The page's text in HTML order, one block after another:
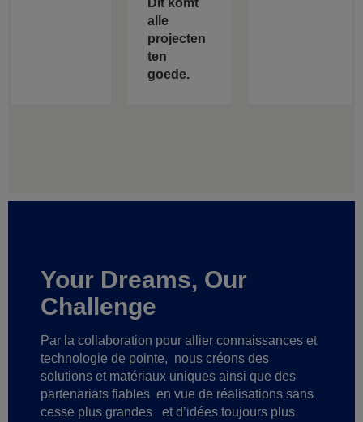
Dit komt
alle
projecten
ten
goede.
Your Dreams, Our
Challenge
Par la collaboration pour allier connaissances et
technologie de pointe, nous créons des
solutions et matériaux uniques ainsi que des
partenariats fiables en vue de réalisations sans
cesse plus grandes
et d’idées toujours plus